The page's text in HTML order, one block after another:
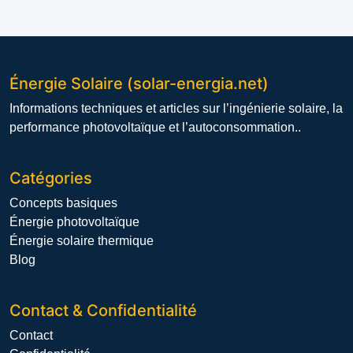
Énergie Solaire (solar-energia.net)
Informations techniques et articles sur l’ingénierie solaire, la
performance photovoltaïque et l’autoconsommation..
Catégories
Concepts basiques
Énergie photovoltaïque
Énergie solaire thermique
Blog
Contact & Confidentialité
Contact